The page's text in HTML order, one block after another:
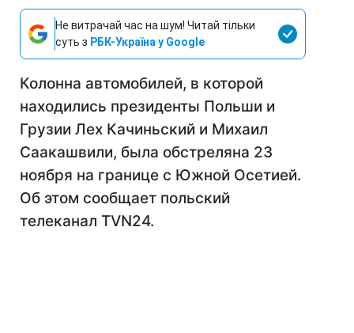
Не витрачай час на шум! Читай тільки
суть з РБК-Україна у Google
Колонна автомобилей, в которой
находились президенты Польши и
Грузии Лех Качиньский и Михаил
Саакашвили, была обстреляна 23
ноября на границе с Южной Осетией.
Об этом сообщает польский
телеканал TVN24.